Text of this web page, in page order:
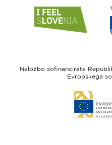
do
spletne
Slovenia
Naložbo sofinancirata
Evropskega